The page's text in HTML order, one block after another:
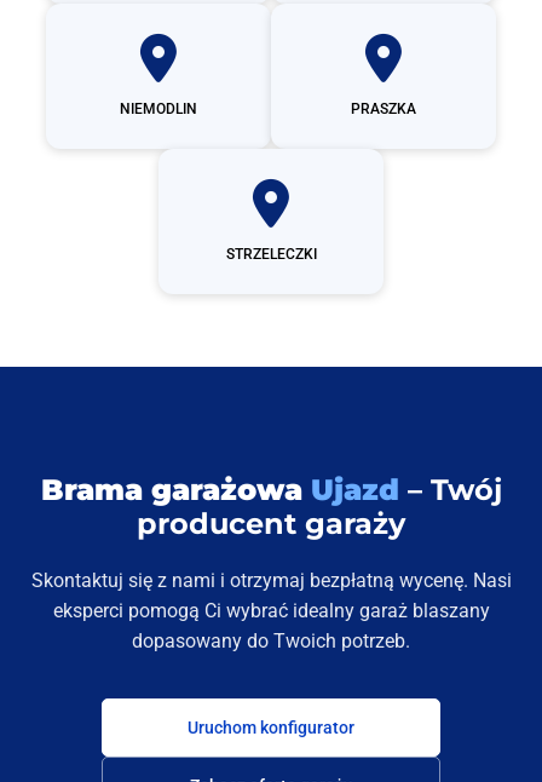
NIEMODLIN PRASZKA
STRZELECZKI
Brama garażowa Ujazd – Twój
producent garaży
Skontaktuj się z nami i otrzymaj bezpłatną wycenę. Nasi
eksperci pomogą Ci wybrać idealny garaż blaszany
dopasowany do Twoich potrzeb.
Uruchom konfigurator